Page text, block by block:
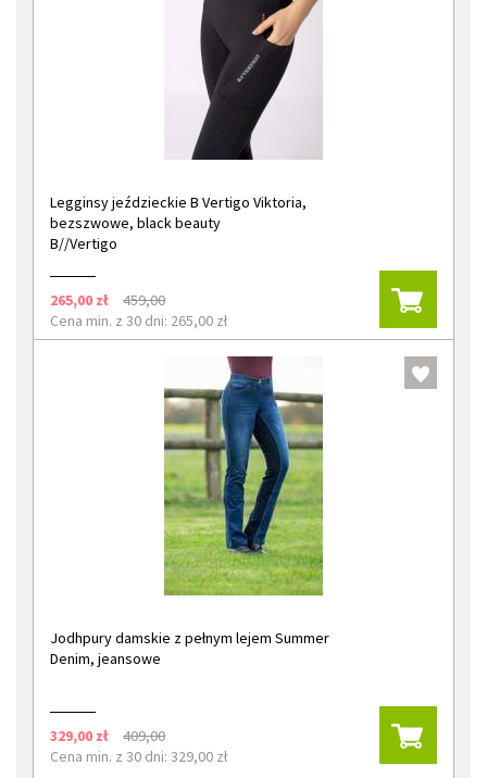
Legginsy jeździeckie B Vertigo Viktoria,
bezszwowe, black beauty
B//Vertigo
265,00 zł
459,00
Cena min. z 30 dni: 265,00 zł
Jodhpury damskie z pełnym lejem Summer
Denim, jeansowe
329,00 zł
409,00
Cena min. z 30 dni: 329,00 zł